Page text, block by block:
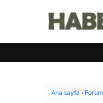
Ana sayfa ›